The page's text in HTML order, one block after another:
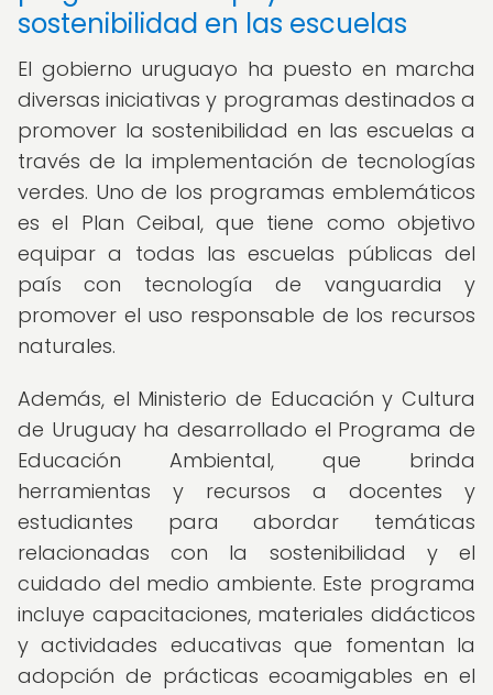
sostenibilidad en las escuelas
El gobierno uruguayo ha puesto en marcha
diversas iniciativas y programas destinados a
promover la sostenibilidad en las escuelas a
través de la implementación de tecnologías
verdes. Uno de los programas emblemáticos
es el Plan Ceibal, que tiene como objetivo
equipar a todas las escuelas públicas del
país con tecnología de vanguardia y
promover el uso responsable de los recursos
naturales.
Además, el Ministerio de Educación y Cultura
de Uruguay ha desarrollado el Programa de
Educación Ambiental, que brinda
herramientas y recursos a docentes y
estudiantes para abordar temáticas
relacionadas con la sostenibilidad y el
cuidado del medio ambiente. Este programa
incluye capacitaciones, materiales didácticos
y actividades educativas que fomentan la
adopción de prácticas ecoamigables en el